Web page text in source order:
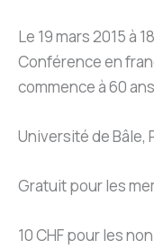
Le 19 mars 2015 à
Conférence en
commence à 60
Université de Bâle,
Gratuit pour les
10 CHF pour les